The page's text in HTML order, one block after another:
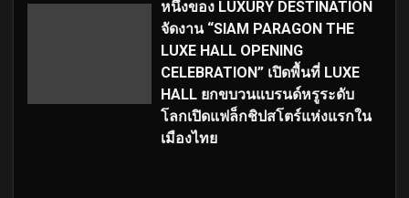
หนึ่งของ LUXURY DESTINATION
จัดงาน “SIAM PARAGON THE
LUXE HALL OPENING
CELEBRATION” เปิดพื้นที่ LUXE
HALL ยกขบวนแบรนด์หรูระดับ
โลกเปิดแฟล็กชิปสโตร์แห่งแรกใน
เมืองไทย